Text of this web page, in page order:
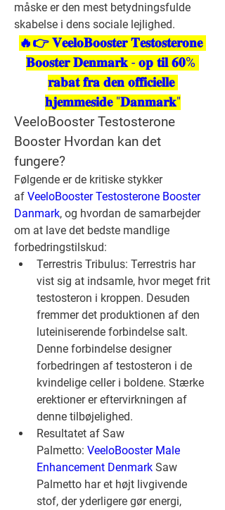
måske er den mest betydningsfulde
skabelse i dens sociale lejlighed.
🔥👉 𝐕𝐞𝐞𝐥𝐨𝐁𝐨𝐨𝐬𝐭𝐞𝐫 𝐓𝐞𝐬𝐭𝐨𝐬𝐭𝐞𝐫𝐨𝐧𝐞
𝐁𝐨𝐨𝐬𝐭𝐞𝐫 𝐃𝐞𝐧𝐦𝐚𝐫𝐤 - 𝐨𝐩 𝐭𝐢𝐥 𝟔𝟎%
𝐫𝐚𝐛𝐚𝐭 𝐟𝐫𝐚 𝐝𝐞𝐧 𝐨𝐟𝐟𝐢𝐜𝐢𝐞𝐥𝐥𝐞
𝐡𝐣𝐞𝐦𝐦𝐞𝐬𝐢𝐝𝐞 "𝐃𝐚𝐧𝐦𝐚𝐫𝐤"
VeeloBooster Testosterone
Booster Hvordan kan det
fungere?
Følgende er de kritiske stykker
af VeeloBooster Testosterone Booster
Danmark, og hvordan de samarbejder
om at lave det bedste mandlige
forbedringstilskud:
Terrestris Tribulus: Terrestris har
vist sig at indsamle, hvor meget frit
testosteron i kroppen. Desuden
fremmer det produktionen af den
luteiniserende forbindelse salt.
Denne forbindelse designer
forbedringen af testosteron i de
kvindelige celler i boldene. Stærke
erektioner er eftervirkningen af
denne tilbøjelighed.
Resultatet af Saw
Palmetto: VeeloBooster Male
Enhancement Denmark Saw
Palmetto har et højt livgivende
stof, der yderligere gør energi,